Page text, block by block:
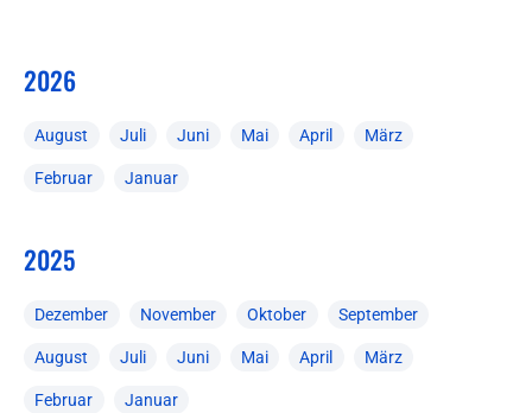
2026
August Juli Juni Mai April März
Februar Januar
2025
Dezember November Oktober September
August Juli Juni Mai April März
Februar Januar